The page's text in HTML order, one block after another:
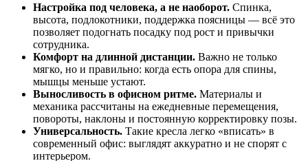
Настройка под человека, а не наоборот. Спинка,
высота, подлокотники, поддержка поясницы — всё это
позволяет подогнать посадку под рост и привычки
сотрудника.
Комфорт на длинной дистанции. Важно не только
мягко, но и правильно: когда есть опора для спины,
мышцы меньше устают.
Выносливость в офисном ритме. Материалы и
механика рассчитаны на ежедневные перемещения,
повороты, наклоны и постоянную корректировку позы.
Универсальность. Такие кресла легко «вписать» в
современный офис: выглядят аккуратно и не спорят с
интерьером.